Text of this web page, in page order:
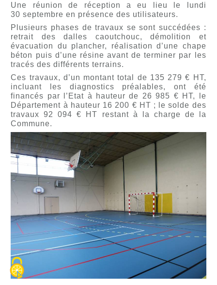
Une réunion de réception a eu lieu le lundi
30 septembre en présence des utilisateurs.
Plusieurs phases de travaux se sont succédées :
retrait des dalles caoutchouc, démolition et
évacuation du plancher, réalisation d’une chape
béton puis d’une résine avant de terminer par les
tracés des différents terrains.
Ces travaux, d’un montant total de 135 279 € HT,
incluant les diagnostics préalables, ont été
financés par l’Etat à hauteur de 26 985 € HT, le
Département à hauteur 16 200 € HT ; le solde des
travaux 92 094 € HT restant à la charge de la
Commune.